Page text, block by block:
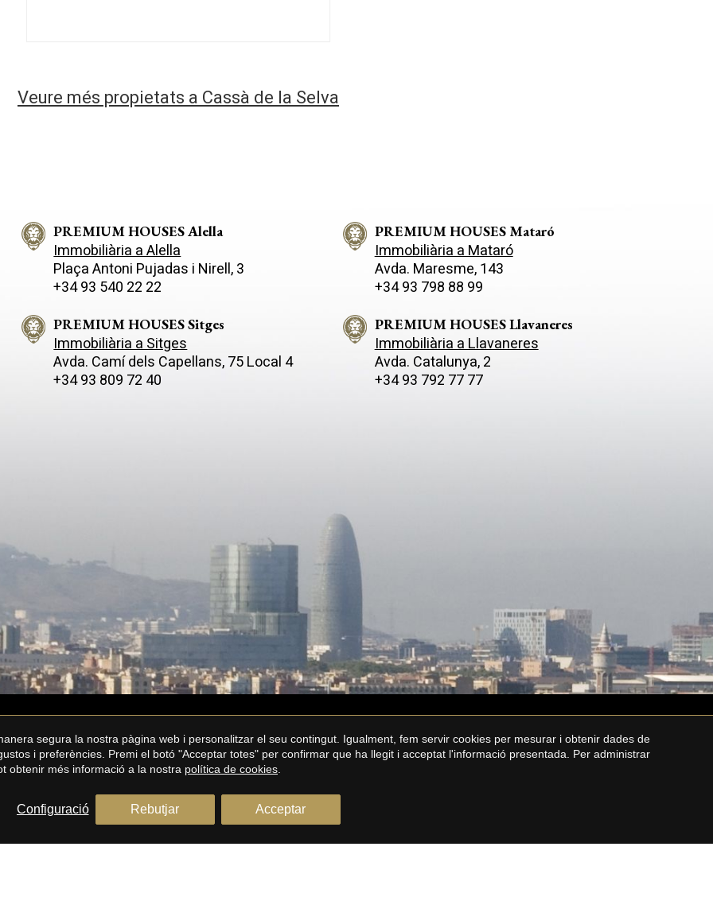
Veure més propietats a Cassà de la Selva
PREMIUM HOUSES Alella
Immobiliària a Alella
Plaça Antoni Pujadas i Nirell, 3
+34 93 540 22 22
PREMIUM HOUSES Mataró
Immobiliària a Mataró
Avda. Maresme, 143
+34 93 798 88 99
PREMIUM HOUSES Sitges
Immobiliària a Sitges
Avda. Camí­ dels Capellans, 75 Local 4
+34 93 809 72 40
PREMIUM HOUSES Llavaneres
Immobiliària a Llavaneres
Avda. Catalunya, 2
+34 93 792 77 77
segura la nostra pàgina web i personalitzar el seu contingut. Igualment, fem servir cookies per mesurar i obtenir dades de
i preferències. Premi el botó "Acceptar totes" per confirmar que ha llegit i acceptat l'informació presentada. Per administrar
obtenir més informació a la nostra política de cookies
Configuració Rebutjar Acceptar